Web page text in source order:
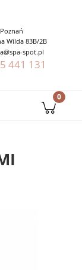
Poznań
Wilda 83B/2B
spot.pl
441 131